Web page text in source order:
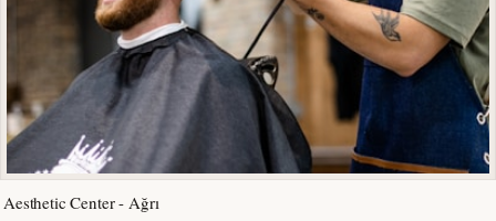
Aesthetic Center - Ağrı